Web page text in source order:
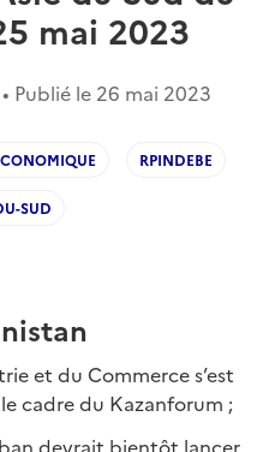
mai 2023
Publié le 26 mai 2023
RPINDEBE
SUD
et du Commerce s’est
cadre du Kazanforum ;
devrait bientôt lancer